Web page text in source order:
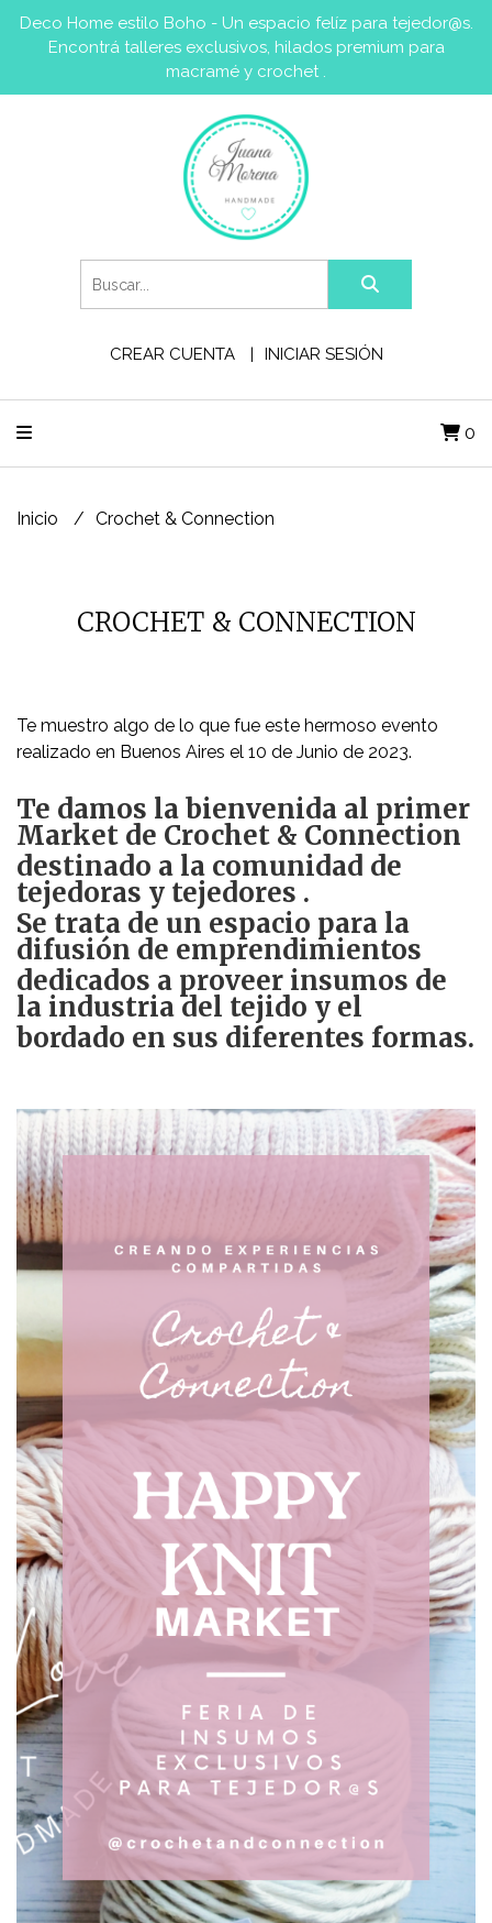
Deco Home estilo Boho - Un espacio felíz para tejedor@s.
Encontrá talleres exclusivos, hilados premium para
macramé y crochet .
CREAR CUENTA INICIAR SESIÓN
0
Inicio Crochet & Connection
CROCHET & CONNECTION
Te muestro algo de lo que fue este hermoso evento
realizado en Buenos Aires el 10 de Junio de 2023.
Te damos la bienvenida al primer
Market de Crochet & Connection
destinado a la comunidad de
tejedoras y tejedores .
Se trata de un espacio para la
difusión de emprendimientos
dedicados a proveer insumos de
la industria del tejido y el
bordado en sus diferentes formas.